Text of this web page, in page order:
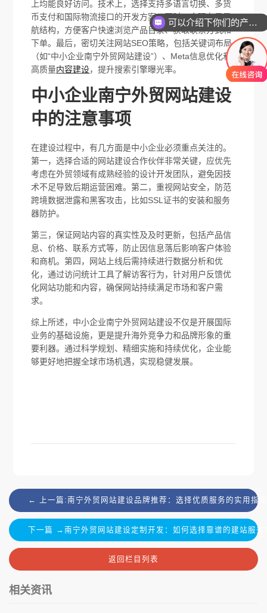
上均能良好访问。技术上，选择支持多语言切换、多货
币支付和国际物流接口的开发方案。同时，合理布局导
航结构，方便客户快速浏览产品目录、获取联系方式和
下单。最后，密切关注网站SEO策略，包括关键词布局
（如“中小企业南宁外贸网站建设”）、Meta信息优化和
高质量内容建设，提升搜索引擎曝光率。
中小企业南宁外贸网站建设
中的注意事项
在建设过程中，有几方面是中小企业必须重点关注的。
第一，选择合适的网站建设合作伙伴非常关键，应优先
考虑在外贸领域有成熟经验的设计开发团队，避免因技
术不足导致后期运营困难。第二，重视网站安全，防范
跨境数据泄露和黑客攻击，比如SSL证书的安装和服务
器防护。
第三，保证网站内容的真实性及及时更新，包括产品信
息、价格、联系方式等，防止因信息落后影响客户体验
和商机。第四，网站上线后需持续进行数据分析和优
化，通过访问统计工具了解访客行为，针对用户反馈优
化网站功能和内容，确保网站持续满足市场和客户需
求。
综上所述，中小企业南宁外贸网站建设不仅是开展国际
业务的基础设施，更是提升海外竞争力和品牌形象的重
要利器。通过科学规划、精细实施和持续优化，企业能
够更好地把握全球市场机遇，实现稳健发展。
← 上一篇:南宁外贸网站建设品牌推荐：选择优质服务的实用指
下一篇 →南宁外贸网站建设定制开发：如何选择靠谱的建站服务
返回栏目列表
相关资讯
可以介绍下你们的产品么